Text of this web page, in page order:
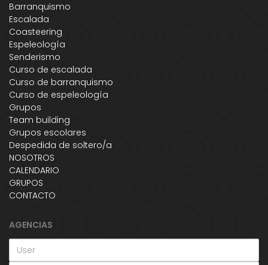
Barranquismo
Escalada
Coasteering
Espeleología
Senderismo
Curso de escalada
Curso de barranquismo
Curso de espeleología
Grupos
Team building
Grupos escolares
Despedida de soltero/a
NOSOTROS
CALENDARIO
GRUPOS
CONTACTO
AGENCIAS